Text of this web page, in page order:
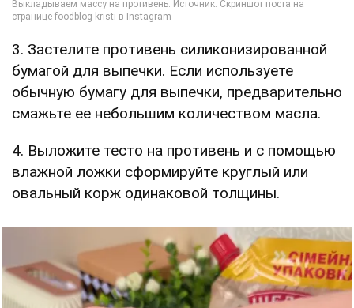
3. Застелите противень силиконизированной
бумагой для выпечки. Если используете
обычную бумагу для выпечки, предварительно
смажьте ее небольшим количеством масла.
4. Выложите тесто на противень и с помощью
влажной ложки сформируйте круглый или
овальный корж одинаковой толщины.